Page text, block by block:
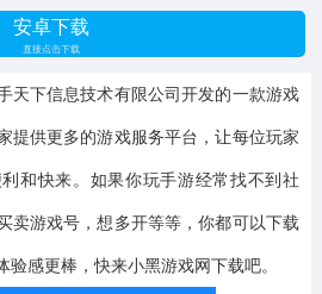
模拟游戏
文字游戏 角色扮演
安卓下载
直接点击下载
天下信息技术有限公司开发的一款游戏
提供更多的游戏服务平台，让每位玩家
和快来。如果你玩手游经常找不到社
卖游戏号，想多开等等，你都可以下载
感更棒，快来小黑游戏网下载吧。